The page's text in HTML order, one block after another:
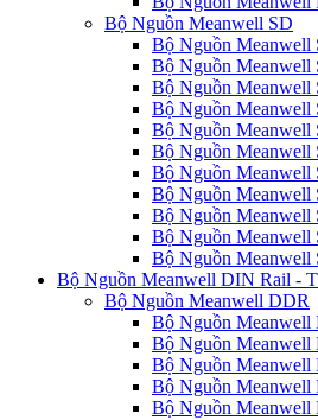
Bộ Nguồn Meanwell SD
Bộ Nguồn Meanwell
Bộ Nguồn Meanwell
Bộ Nguồn Meanwell
Bộ Nguồn Meanwell
Bộ Nguồn Meanwell
Bộ Nguồn Meanwell
Bộ Nguồn Meanwell
Bộ Nguồn Meanwell
Bộ Nguồn Meanwell
Bộ Nguồn Meanwell
Bộ Nguồn Meanwell
Bộ Nguồn Meanwell DIN Rail -
Bộ Nguồn Meanwell DDR
Bộ Nguồn Meanwell
Bộ Nguồn Meanwell
Bộ Nguồn Meanwell
Bộ Nguồn Meanwell
Bộ Nguồn Meanwell